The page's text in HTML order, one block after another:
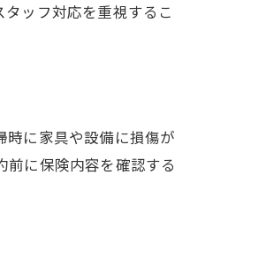
ッフ対応を重視するこ
時に家具や設備に損傷が
に保険内容を確認する